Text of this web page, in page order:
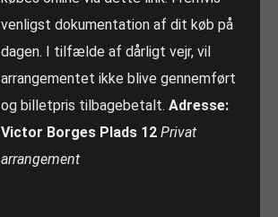
venligst dokumentation af dit køb på
dagen. I tilfælde af dårligt vejr, vil
arrangementet ikke blive gennemført
og billetpris tilbagebetalt.Adresse:
Victor Borges Plads 12 Privat
arrangement